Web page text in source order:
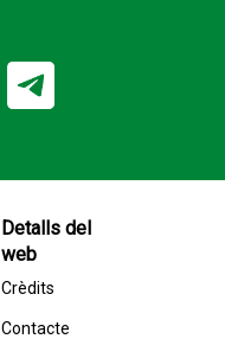
Detalls del
web
Crèdits
Contacte